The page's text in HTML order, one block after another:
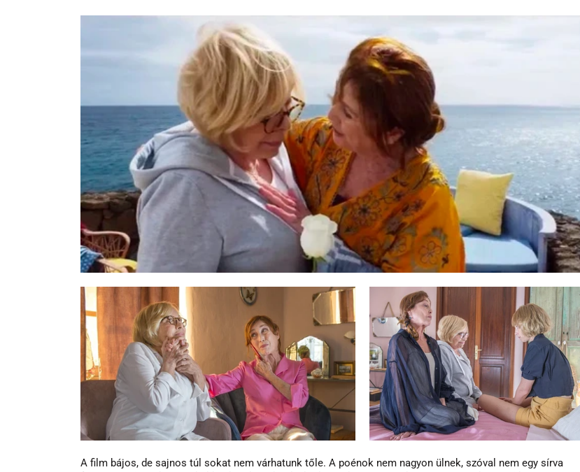
A film bájos, de sajnos túl sokat nem várhatunk tőle. A poénok nem nagyon ülnek, szóval nem egy sírva